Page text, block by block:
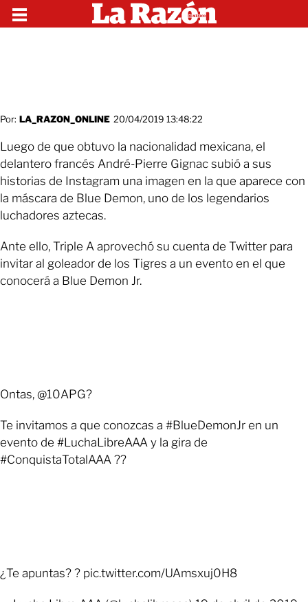
Por: LA_RAZON_ONLINE 20/04/2019 13:48:22
Luego de que obtuvo la nacionalidad mexicana, el
delantero francés André-Pierre Gignac subió a sus
historias de Instagram una imagen en la que aparece con
la máscara de Blue Demon, uno de los legendarios
luchadores aztecas.
Ante ello, Triple A aprovechó su cuenta de Twitter para
invitar al goleador de los Tigres a un evento en el que
conocerá a Blue Demon Jr.
Ontas, @10APG?
Te invitamos a que conozcas a #BlueDemonJr en un
evento de #LuchaLibreAAA y la gira de
#ConquistaTotalAAA ??
¿Te apuntas? ? pic.twitter.com/UAmsxuj0H8